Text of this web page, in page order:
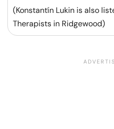
(Konstantín Lukin is also
Therapists in Ridgewood)